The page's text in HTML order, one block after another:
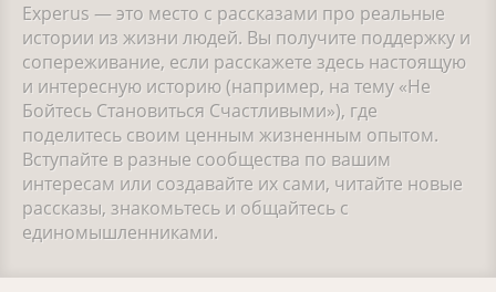
Experus — это место с рассказами про реальные
истории из жизни людей. Вы получите поддержку и
сопереживание, если расскажете здесь настоящую
и интересную историю (например, на тему «Не
Бойтесь Становиться Счастливыми»), где
поделитесь своим ценным жизненным опытом.
Вступайте в разные сообщества по вашим
интересам или создавайте их сами, читайте новые
рассказы, знакомьтесь и общайтесь с
единомышленниками.